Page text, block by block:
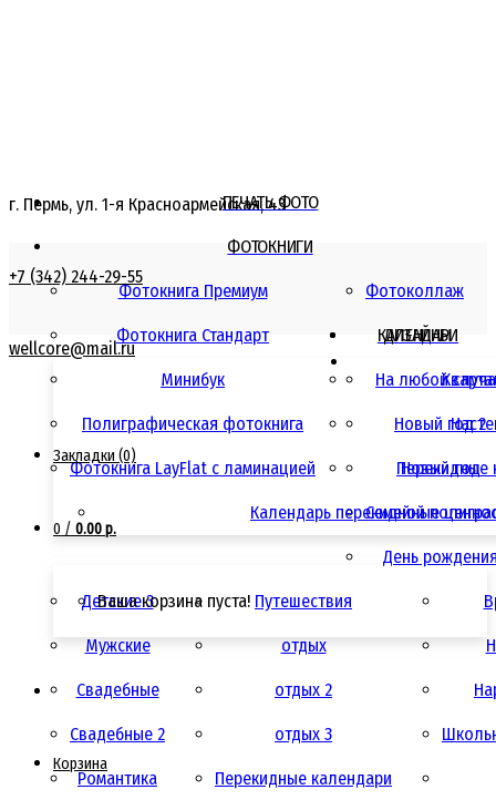
г. Пермь, ул. 1-я Красноармейская, 43
+7 (342) 244-29-55
wellcore@mail.ru
Закладки (0)
0 / 0.00 р.
Ваша корзина пуста!
Корзина
ПЕЧАТЬ ФОТО
ФОТОКНИГИ
Фотокнига Премиум
Фотокнига Стандарт
Минибук
Полиграфическая фотокнига
Фотокнига LayFlat с ламинацией
Фотоколлаж
КАЛЕНДАРИ
Перекидные
Календарь перекидной
ДИЗАЙНЫ
На любой
Новый год 2
Новый год
Семейные
День
Детские 3
Мужские
Свадебные
Свадебные 2
Романтика
Путешествия
отдых
отдых 2
отдых 3
Перекидные календари